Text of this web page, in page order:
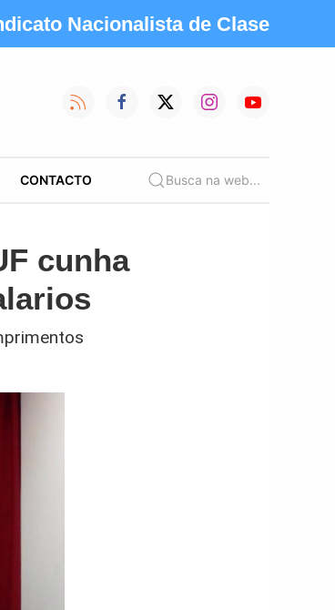
Nacionalista de Clase
CONTACTO Busca na web...
cunha